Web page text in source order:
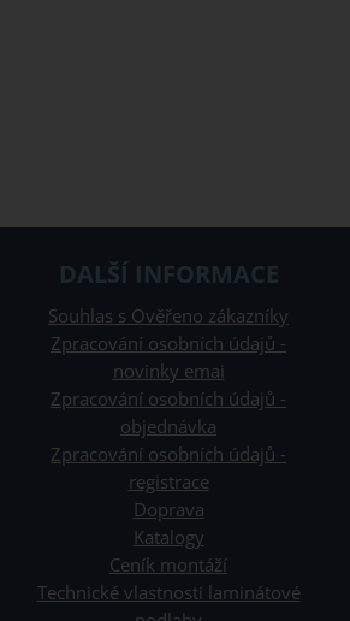
DALŠÍ INFORMACE
Souhlas s Ověřeno zákazníky
Zpracování osobních údajů -
novinky emai
Zpracování osobních údajů -
objednávka
Zpracování osobních údajů -
registrace
Doprava
Katalogy
Ceník montáží
Technické vlastnosti laminátové